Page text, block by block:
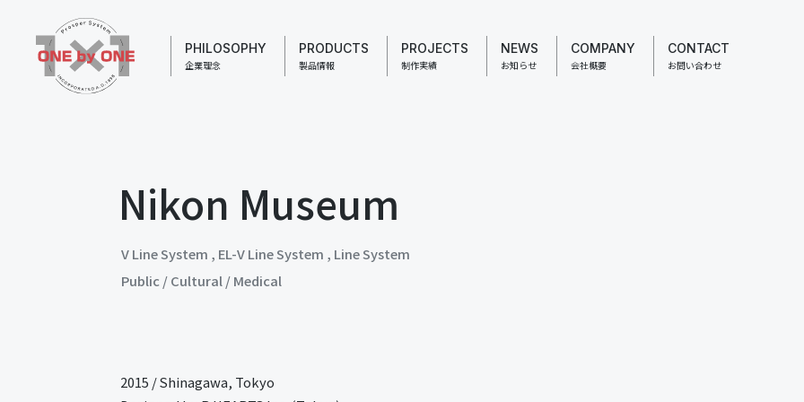
PHILOSOPHY
企業理念
PRODUCTS
製品情報
PROJECTS
制作実績
NEWS
お知らせ
COMPANY
会社概要
CONTACT
お問い合わせ
Nikon Museum
V Line System , EL-V Line System , Line System
Public / Cultural / Medical
2015 /Shinagawa, Tokyo